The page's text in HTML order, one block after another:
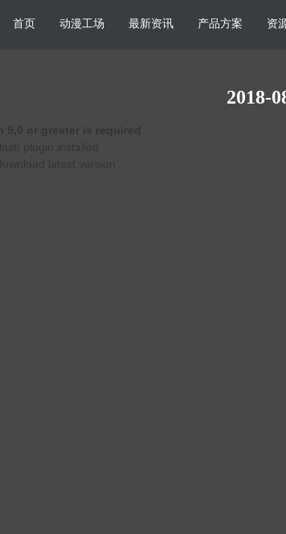
首页 动漫工场 最新资讯 产品方案 资
2018-